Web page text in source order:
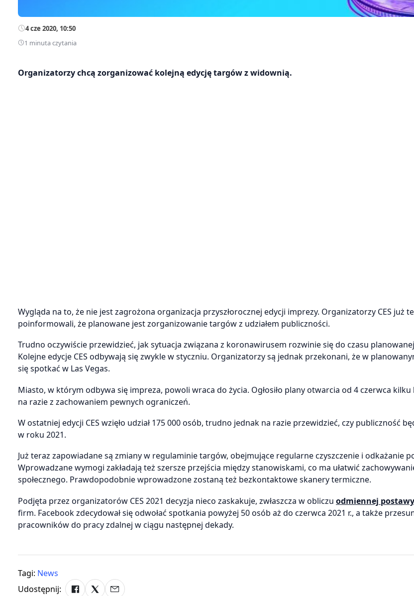
4 cze 2020, 10:50
1 minuta czytania
Organizatorzy chcą zorganizować kolejną edycję targów z widownią.
Wygląda na to, że nie jest zagrożona organizacja przyszłorocznej edycji imprezy. Organizatorzy CES już
poinformowali, że planowane jest zorganizowanie targów z udziałem publiczności.
Trudno oczywiście przewidzieć, jak sytuacja związana z koronawirusem rozwinie się do czasu
Kolejne edycje CES odbywają się zwykle w styczniu. Organizatorzy są jednak przekonani, że w
się spotkać w Las Vegas.
Miasto, w którym odbywa się impreza, powoli wraca do życia. Ogłosiło plany otwarcia od 4 czerwca
na razie z zachowaniem pewnych ograniczeń.
W ostatniej edycji CES wzięło udział 175 000 osób, trudno jednak na razie przewidzieć, czy publiczność
w roku 2021.
Już teraz zapowiadane są zmiany w regulaminie targów, obejmujące regularne czyszczenie i odkażanie
Wprowadzane wymogi zakładają też szersze przejścia między stanowiskami, co ma ułatwić
społecznego. Prawdopodobnie wprowadzone zostaną też bezkontaktowe skanery termiczne.
Podjęta przez organizatorów CES 2021 decyzja nieco zaskakuje, zwłaszcza w obliczu odmiennej postawy
firm. Facebook zdecydował się odwołać spotkania powyżej 50 osób aż do czerwca 2021 r., a także
pracowników do pracy zdalnej w ciągu następnej dekady.
Tagi: News
Udostępnij: